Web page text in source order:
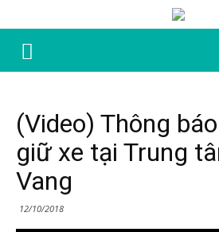
(Video) Thông
giữ xe tại Trung
Vang
12/10/2018